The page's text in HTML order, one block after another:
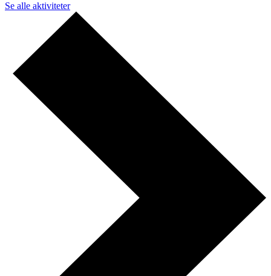
Se alle aktiviteter